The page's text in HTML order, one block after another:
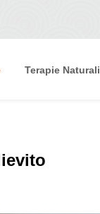
Terapie Naturali